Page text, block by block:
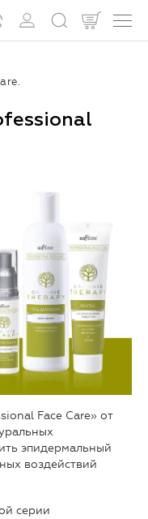
Face Care» от
эпидермальный
воздействий
серии